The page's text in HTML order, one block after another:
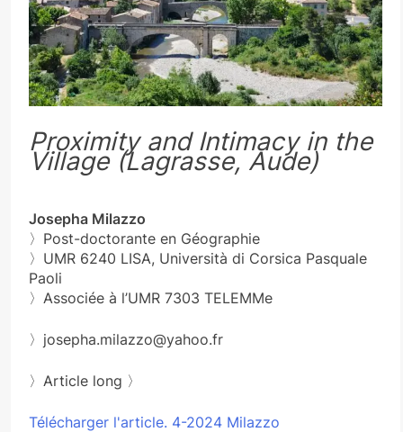
Proximity and Intimacy in the
Village (Lagrasse, Aude)
Josepha Milazzo
〉Post-doctorante en Géographie
〉UMR 6240 LISA, Università di Corsica Pasquale
Paoli
〉Associée à l’UMR 7303 TELEMMe
〉josepha.milazzo@yahoo.fr
〉Article long 〉
Télécharger l'article. 4-2024 Milazzo